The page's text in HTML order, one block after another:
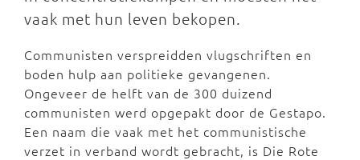
vaak met hun leven bekopen.
Communisten verspreidden vlugschriften en
boden hulp aan politieke gevangenen.
Ongeveer de helft van de 300 duizend
communisten werd opgepakt door de Gestapo.
Een naam die vaak met het communistische
verzet in verband wordt gebracht, is Die Rote